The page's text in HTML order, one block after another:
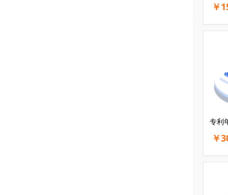
￥
专利
￥